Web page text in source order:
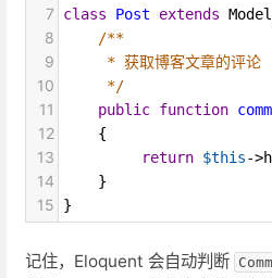
7
class Post extends Model
8 /**
9 * 获取博客文章的评论
10 */
11 public function
12
    {
13 return $this->
14
    }
15 }
记住，Eloquent 会自动判断